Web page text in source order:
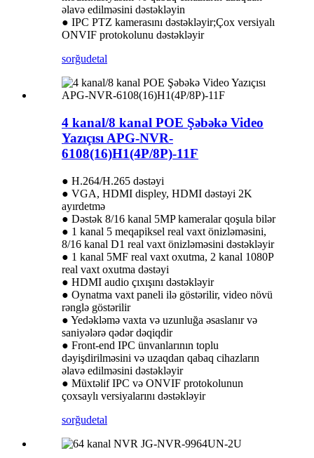
əlavə edilməsini dəstəkləyin
● IPC PTZ kamerasını dəstəkləyir;Çox versiyalı
ONVIF protokolunu dəstəkləyir
sorğudetal
4 kanal/8 kanal POE Şəbəkə Video
Yazıçısı APG-NVR-
6108(16)H1(4P/8P)-11F
● H.264/H.265 dəstəyi
● VGA, HDMI displey, HDMI dəstəyi 2K
ayırdetmə
● Dəstək 8/16 kanal 5MP kameralar qoşula bilər
● 1 kanal 5 meqapiksel real vaxt önizləməsini,
8/16 kanal D1 real vaxt önizləməsini dəstəkləyir
● 1 kanal 5MF real vaxt oxutma, 2 kanal 1080P
real vaxt oxutma dəstəyi
● HDMI audio çıxışını dəstəkləyir
● Oynatma vaxt paneli ilə göstərilir, video növü
rənglə göstərilir
● Yedəkləmə vaxta və uzunluğa əsaslanır və
saniyələrə qədər dəqiqdir
● Front-end IPC ünvanlarının toplu
dəyişdirilməsini və uzaqdan qabaq cihazların
əlavə edilməsini dəstəkləyir
● Müxtəlif IPC və ONVIF protokolunun
çoxsaylı versiyalarını dəstəkləyir
sorğudetal